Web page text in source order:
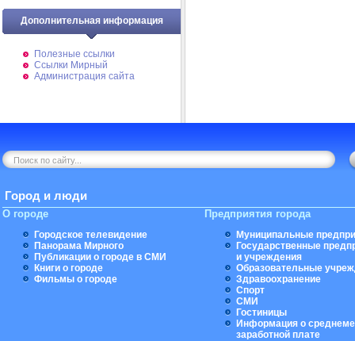
Дополнительная информация
Полезные ссылки
Ссылки Мирный
Администрация сайта
Город и люди
О городе
Городское телевидение
Панорама Мирного
Публикации о городе в СМИ
Книги о городе
Фильмы о городе
Предприятия города
Муниципальные
Государственные
и учреждения
Образовательные
Здравоохранение
Спорт
СМИ
Гостиницы
Информация о
заработной плате